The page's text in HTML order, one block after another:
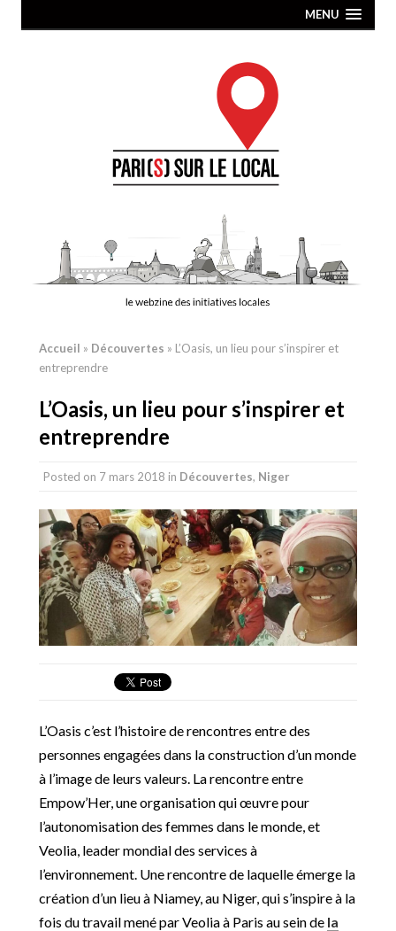
MENU
Accueil » Découvertes » L’Oasis, un lieu pour s’inspirer et
entreprendre
L’Oasis, un lieu pour s’inspirer et
entreprendre
Posted on 7 mars 2018 in Découvertes, Niger
L’Oasis c’est l’histoire de rencontres entre des
personnes engagées dans la construction d’un monde
à l’image de leurs valeurs. La rencontre entre
Empow’Her, une organisation qui œuvre pour
l’autonomisation des femmes dans le monde, et
Veolia, leader mondial des services à
l’environnement. Une rencontre de laquelle émerge la
création d’un lieu à Niamey, au Niger, qui s’inspire à la
fois du travail mené par Veolia à Paris au sein de la